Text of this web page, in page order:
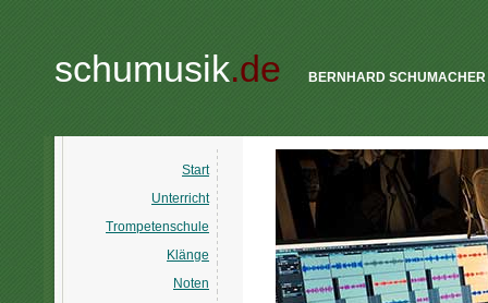
schumusik.de BERNHARD SCHUMACHER
Start
Unterricht
Trompetenschule
Klänge
Noten